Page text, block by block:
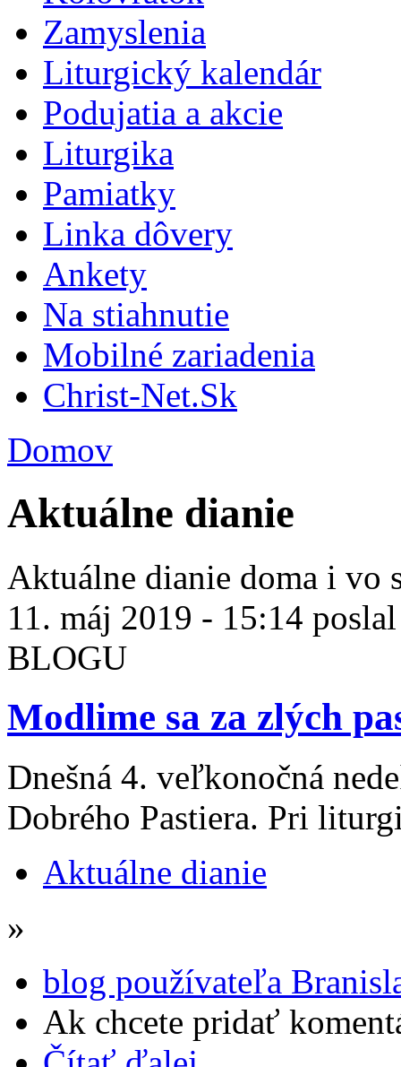
Zamyslenia
Liturgický kalendár
Podujatia a akcie
Liturgika
Pamiatky
Linka dôvery
Ankety
Na stiahnutie
Mobilné zariadenia
Christ-Net.Sk
Domov
Aktuálne dianie
Aktuálne dianie doma i vo
11. máj 2019 - 15:14
BLOGU
Modlime sa za zlých
Dnešná 4. veľkonočná
Dobrého Pastiera. Pri
Aktuálne dianie
»
blog používateľa
Ak chcete pridať